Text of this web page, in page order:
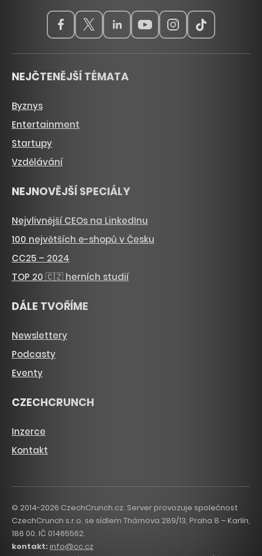
NEJČTENĚJŠÍ TÉMATA
Byznys
Entertainment
Startupy
Vzdělávání
NEJNOVĚJŠÍ SPECIÁLY
Nejvlivnější CEOs na LinkedInu
100 největších e-shopů v Česku
CC25 – 2024
TOP 20 🇨🇿 herních studií
DÁLE TVOŘÍME
Newslettery
Podcasty
Eventy
CZECHCRUNCH
Inzerce
Kontakt
© 2014-2026 CzechCrunch.cz. Server provozuje společnost
CzechCrunch s.r.o. se sídlem Thámova 289/13, Praha 8 – Karlín,
186 00. IČ 01465562.
kontakt:info@cc.cz